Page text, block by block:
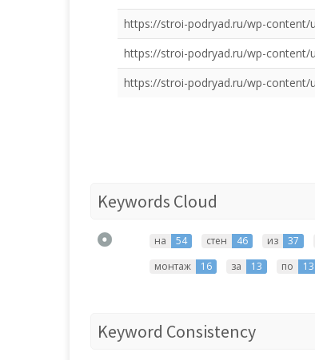
https://stroi-podryad.ru/wp-content/
https://stroi-podryad.ru/wp-content/
https://stroi-podryad.ru/wp-content/
Keywords Cloud
на 54 стен 46 из 37
монтаж
16 за 13 по 13
Keyword Consistency